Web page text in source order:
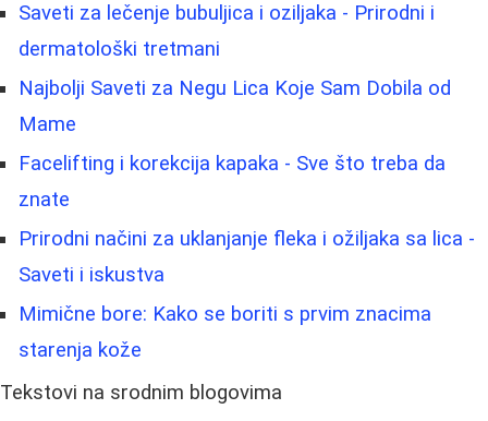
Saveti za lečenje bubuljica i oziljaka - Prirodni i
dermatološki tretmani
Najbolji Saveti za Negu Lica Koje Sam Dobila od
Mame
Facelifting i korekcija kapaka - Sve što treba da
znate
Prirodni načini za uklanjanje fleka i ožiljaka sa lica -
Saveti i iskustva
Mimične bore: Kako se boriti s prvim znacima
starenja kože
Tekstovi na srodnim blogovima